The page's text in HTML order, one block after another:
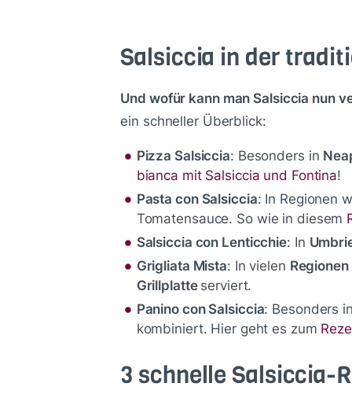
Salsiccia in der
Und wofür kann man Salsiccia nun
ein schneller Überblick:
Pizza Salsiccia: Besonders in
bianca mit Salsiccia und Fontina!
Pasta con Salsiccia: In Regionen
Tomatensauce. So wie in diesem
Salsiccia con Lenticchie: In
Grigliata Mista: In vielen
Grillplatte serviert.
Panino con Salsiccia: Besonders in
kombiniert. Hier geht es zum
3 schnelle Salsiccia-